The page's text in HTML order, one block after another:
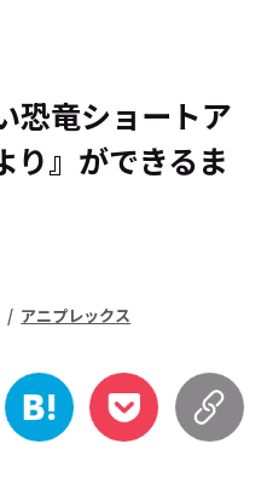
恐竜ショートア
り』ができるま
アニプレックス